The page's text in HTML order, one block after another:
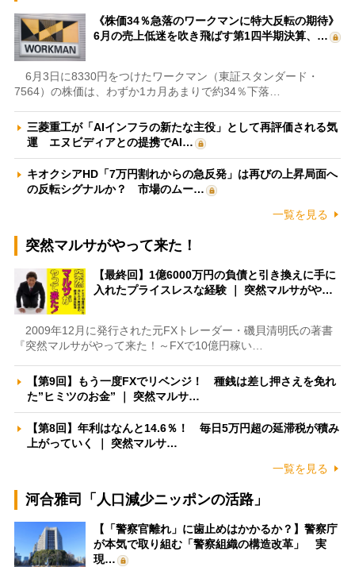
《株価34％急落のワークマンに特大反転の期待》
6月の売上低迷を吹き飛ばす第1四半期決算、…
6月3日に8330円をつけたワークマン（東証スタンダード・
7564）の株価は、わずか1カ月あまりで約34％下落…
三菱重工が「AIインフラの新たな主役」として再評価される気
運 エヌビディアとの提携でAI…
キオクシアHD「7万円割れからの急反発」は再びの上昇局面へ
の反転シグナルか？ 市場のムー…
一覧を見る
突然マルサがやって来た！
【最終回】1億6000万円の負債と引き換えに手に
入れたプライスレスな経験 ｜ 突然マルサがや…
2009年12月に発行された元FXトレーダー・磯貝清明氏の著書
『突然マルサがやって来た！～FXで10億円稼い…
【第9回】もう一度FXでリベンジ！ 種銭は差し押さえを免れ
た”ヒミツのお金” ｜ 突然マルサ…
【第8回】年利はなんと14.6％！ 毎日5万円超の延滞税が積み
上がっていく ｜ 突然マルサ…
一覧を見る
河合雅司「人口減少ニッポンの活路」
【「警察官離れ」に歯止めはかかるか？】警察庁
が本気で取り組む「警察組織の構造改革」 実
現…